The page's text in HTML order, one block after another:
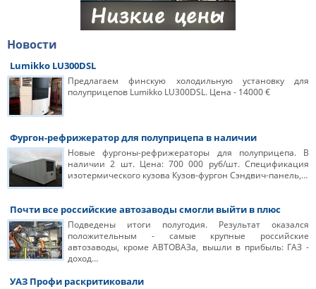
Новости
Lumikko LU300DSL
Предлагаем финскую холодильную установку для
полуприцепов Lumikko LU300DSL. Цена - 14000 €
Фургон-рефрижератор для полуприцепа в наличии
Новые фургоны-рефрижераторы для полуприцепа. В
наличии 2 шт. Цена: 700 000 руб/шт. Спецификация
изотермического кузова Кузов-фургон Сэндвич-панель,…
Почти все российские автозаводы смогли выйти в плюс
Подведены итоги полугодия. Результат оказался
положительным - самые крупные российские
автозаводы, кроме АВТОВАЗа, вышли в прибыль: ГАЗ -
доход…
УАЗ Профи раскритиковали